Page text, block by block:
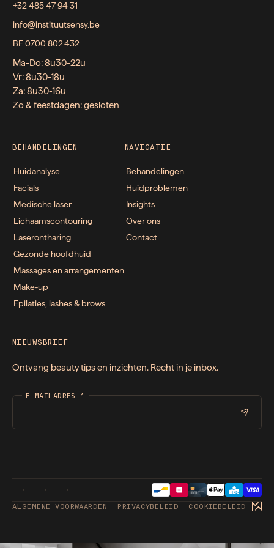
+32 485 47 94 31
info@instituutsensy.be
BE 0700.802.432
Ma-Do: 8u30-22u
Vr: 8u30-18u
Za: 8u30-16u
Zo & feestdagen: gesloten
BEHANDELINGEN
Huidanalyse
Facials
Medische laser
Lichaamscontouring
Laserontharing
Gezonde hoofdhuid
Massages en arrangementen
Make-up
Epilaties, lashes & brows
NAVIGATIE
Behandelingen
Huidproblemen
Insights
Over ons
Contact
NIEUWSBRIEF
Ontvang beauty tips en inzichten. Recht in je inbox.
E-MAILADRES *
ALGEMENE VOORWAARDEN PRIVACYBELEID COOKIEBELEID